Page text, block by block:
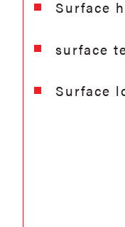
Surface
surface
Surface